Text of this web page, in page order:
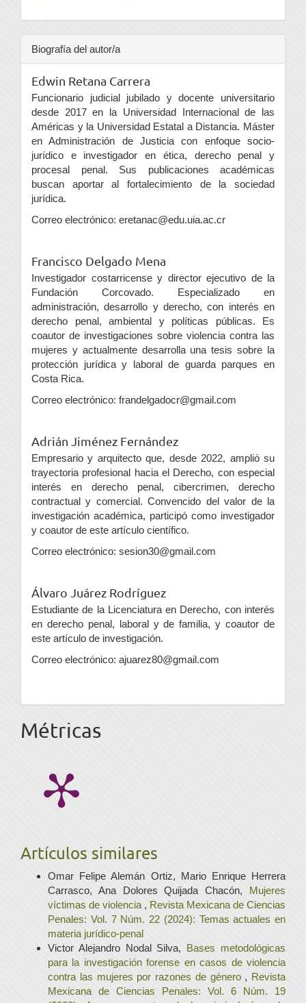
Biografía del autor/a
Edwin Retana Carrera
Funcionario judicial jubilado y docente universitario
desde 2017 en la Universidad Internacional de las
Américas y la Universidad Estatal a Distancia. Máster
en Administración de Justicia con enfoque socio-
jurídico e investigador en ética, derecho penal y
procesal penal. Sus publicaciones académicas
buscan aportar al fortalecimiento de la sociedad
jurídica.
Correo electrónico: eretanac@edu.uia.ac.cr
Francisco Delgado Mena
Investigador costarricense y director ejecutivo de la
Fundación Corcovado. Especializado en
administración, desarrollo y derecho, con interés en
derecho penal, ambiental y políticas públicas. Es
coautor de investigaciones sobre violencia contra las
mujeres y actualmente desarrolla una tesis sobre la
protección jurídica y laboral de guarda parques en
Costa Rica.
Correo electrónico: frandelgadocr@gmail.com
Adrián Jiménez Fernández
Empresario y arquitecto que, desde 2022, amplió su
trayectoria profesional hacia el Derecho, con especial
interés en derecho penal, cibercrimen, derecho
contractual y comercial. Convencido del valor de la
investigación académica, participó como investigador
y coautor de este artículo científico.
Correo electrónico: sesion30@gmail.com
Álvaro Juárez Rodríguez
Estudiante de la Licenciatura en Derecho, con interés
en derecho penal, laboral y de familia, y coautor de
este artículo de investigación.
Correo electrónico: ajuarez80@gmail.com
Métricas
Artículos similares
Omar Felipe Alemán Ortiz, Mario Enrique Herrera
Carrasco, Ana Dolores Quijada Chacón, Mujeres
víctimas de violencia , Revista Mexicana de Ciencias
Penales: Vol. 7 Núm. 22 (2024): Temas actuales en
materia jurídico-penal
Victor Alejandro Nodal Silva, Bases metodológicas
para la investigación forense en casos de violencia
contra las mujeres por razones de género , Revista
Mexicana de Ciencias Penales: Vol. 6 Núm. 19